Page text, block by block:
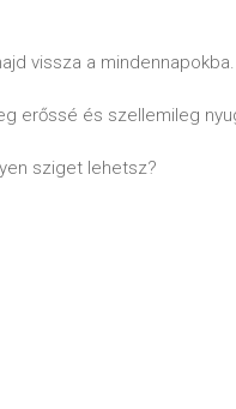
vissza a mindennapokba.
erőssé és szellemileg
sziget lehetsz?